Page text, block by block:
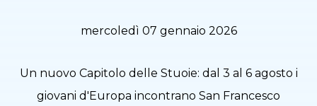
mercoledì 07 gennaio 2026
Un nuovo Capitolo delle Stuoie: dal 3 al 6 agosto i
giovani d'Europa incontrano San Francesco